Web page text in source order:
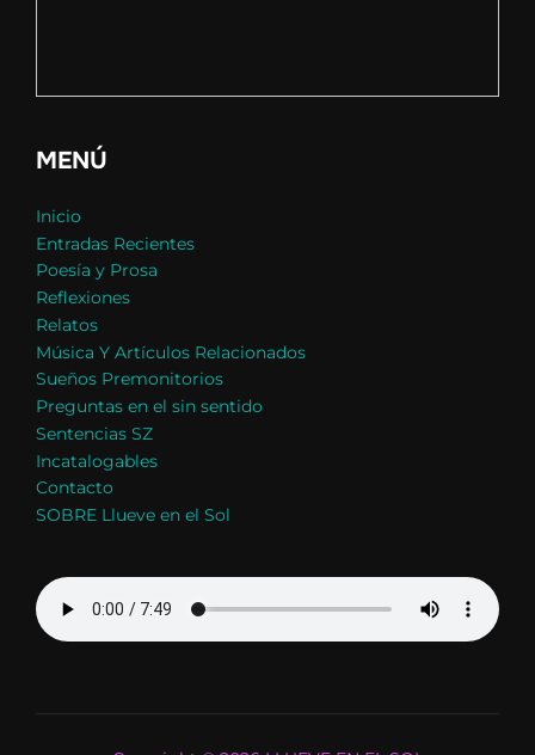
MENÚ
Inicio
Entradas Recientes
Poesía y Prosa
Reflexiones
Relatos
Música Y Artículos Relacionados
Sueños Premonitorios
Preguntas en el sin sentido
Sentencias SZ
Incatalogables
Contacto
SOBRE Llueve en el Sol